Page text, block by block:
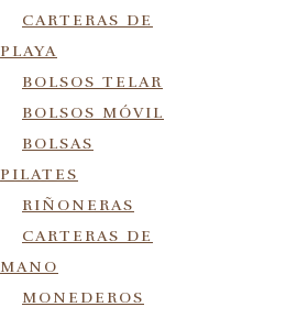
CARTERAS DE
PLAYA
BOLSOS TELAR
BOLSOS MÓVIL
BOLSAS
PILATES
RIÑONERAS
CARTERAS DE
MANO
MONEDEROS